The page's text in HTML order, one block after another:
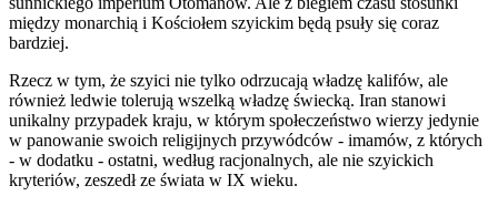
między monarchią i Kościołem szyickim będą psuły się coraz
bardziej.
Rzecz w tym, że szyici nie tylko odrzucają władzę kalifów, ale
również ledwie tolerują wszelką władzę świecką. Iran stanowi
unikalny przypadek kraju, w którym społeczeństwo wierzy jedynie
w panowanie swoich religijnych przywódców - imamów, z których
- w dodatku - ostatni, według racjonalnych, ale nie szyickich
kryteriów, zeszedł ze świata w IX wieku.